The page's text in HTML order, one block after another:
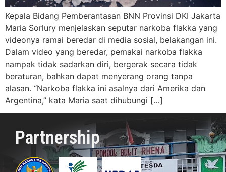
Kepala Bidang Pemberantasan BNN Provinsi DKI Jakarta
Maria Sorlury menjelaskan seputar narkoba flakka yang
videonya ramai beredar di media sosial, belakangan ini.
Dalam video yang beredar, pemakai narkoba flakka
nampak tidak sadarkan diri, bergerak secara tidak
beraturan, bahkan dapat menyerang orang tanpa
alasan. “Narkoba flakka ini asalnya dari Amerika dan
Argentina,” kata Maria saat dihubungi […]
Partnership